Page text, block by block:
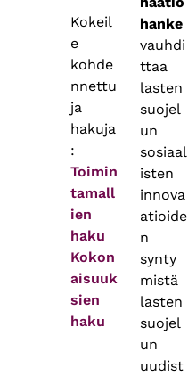
Kokeil
e
kohde
nnettu
ja
hakuja
:
Toimin
tamall
ien
haku
Kokon
aisuuk
sien
haku
hanke
vauhdi
ttaa
lasten
suojel
un
sosiaal
isten
innova
atioide
n
synty
mistä
lasten
suojel
un
uudist